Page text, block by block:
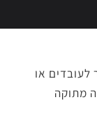
או
מתוקה